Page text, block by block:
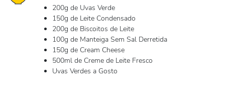
200g de Uvas Verde
150g de Leite Condensado
200g de Biscoitos de Leite
100g de Manteiga Sem Sal Derretida
150g de Cream Cheese
500ml de Creme de Leite Fresco
Uvas Verdes a Gosto